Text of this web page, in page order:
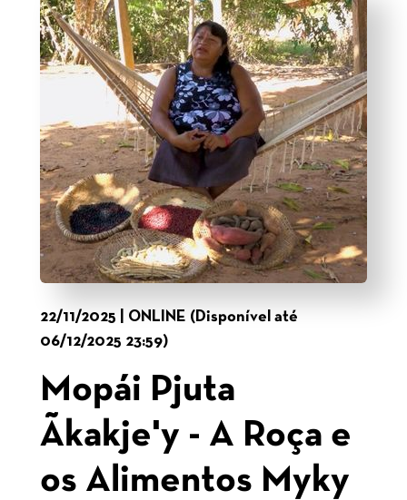
22/11/2025 | ONLINE (Disponível até
06/12/2025 23:59)
Mopái Pjuta
Ãkakje'y - A Roça e
os Alimentos Myky